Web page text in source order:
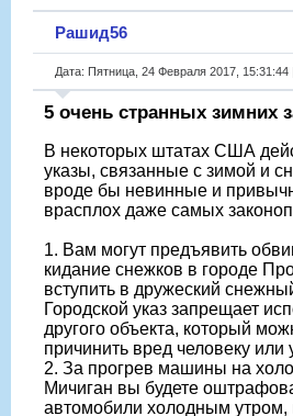
Рашид56
Дата: Пятница, 24 Февраля 2017,
5 очень странных зимних
В некоторых штатах США
указы, связанные с зимой и
вроде бы невинные и
врасплох даже самых
1. Вам могут предъявить
кидание снежков в городе
вступить в дружеский
Городской указ запрещает
другого объекта, который
причинить вред человеку или
2. За прогрев машины на
Мичиган вы будете
автомобили холодным утром,